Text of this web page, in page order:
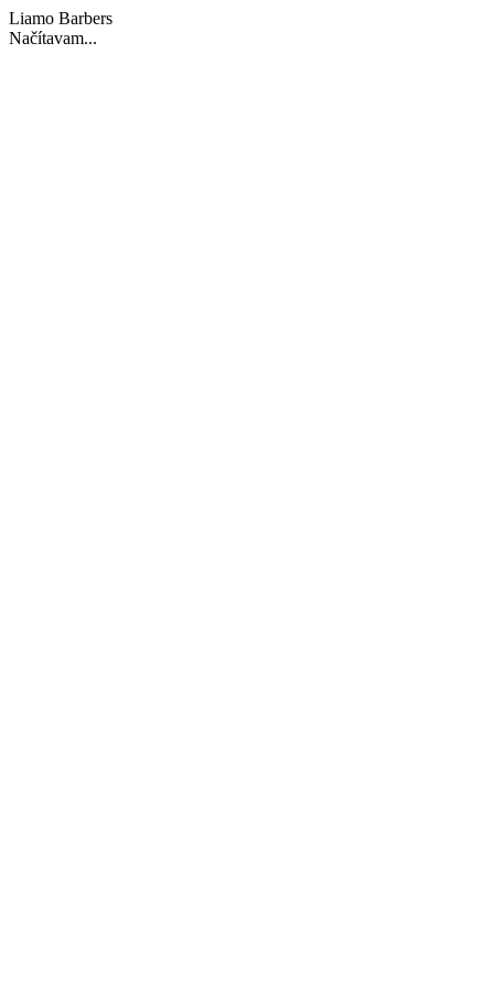
Liamo Barbers
Načítavam...